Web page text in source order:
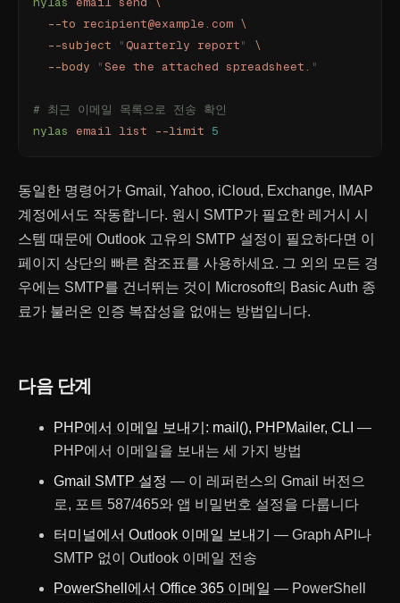
  --to
recipient@example.com \
  --subject
"Quarterly report"
\
  --body
"See the attached spreadsheet. "
# 최근 이메일 목록으로 전송 확인
nylas email list --limit 5
동일한 명령어가 Gmail, Yahoo, iCloud, Exchange, IMAP
계정에서도 작동합니다. 원시 SMTP가 필요한 레거시 시
스템 때문에 Outlook 고유의 SMTP 설정이 필요하다면 이
페이지 상단의 빠른 참조표를 사용하세요. 그 외의 모든 경
우에는 SMTP를 건너뛰는 것이 Microsoft의 Basic Auth 종
료가 불러온 인증 복잡성을 없애는 방법입니다.
다음 단계
PHP에서 이메일 보내기: mail(), PHPMailer, CLI —
PHP에서 이메일을 보내는 세 가지 방법
Gmail SMTP 설정 — 이 레퍼런스의 Gmail 버전으
로, 포트 587/465와 앱 비밀번호 설정을 다룹니다
터미널에서 Outlook 이메일 보내기
— Graph API나
SMTP 없이 Outlook 이메일 전송
PowerShell에서 Office 365 이메일 — PowerShell